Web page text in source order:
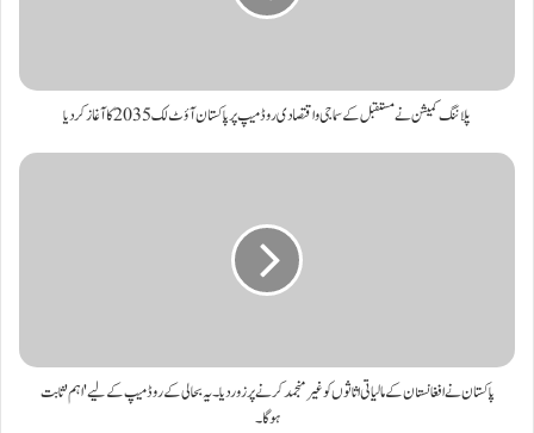
پلاننگ کمیشن نے مستقبل کے سماجی و اقتصادی روڈ میپ پر پاکستان آؤٹ لک 2035 کا آغاز کر دیا
پاکستان نے افغانستان کے مالیاتی اثاثوں کو غیر منجمد کرنے پر زور دیا۔ یہ بحالی کے روڈ میپ کے لیے 'اہم' ثابت
ہوگا۔